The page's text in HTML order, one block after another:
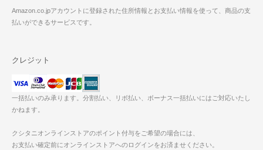
Amazon.co.jpアカウントに登録された住所情報とお支払い情報を使って、商品の支
払いができるサービスです。
クレジット
一括払いのみ承ります。分割払い、リボ払い、ボーナス一括払いにはご対応いたし
かねます。
クシタニオンラインストアのポイント付与をご希望の場合には、
お支払い確定前にオンラインストアへのログインをお済ませください。